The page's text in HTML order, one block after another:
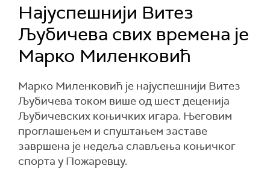
Најуспешнији Витез
Љубичева свих времена је
Марко Миленковић
Марко Миленковић је најуспешнији Витез
Љубичева током више од шест деценија
Љубичевских коњичких игара. Његовим
проглашењем и спуштањем заставе
завршена је недеља слављења коњичког
спорта у Пожаревцу.